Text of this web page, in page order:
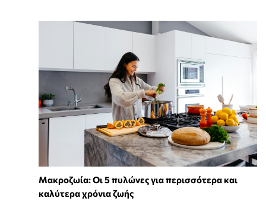
Mακροζωία: Οι 5 πυλώνες για περισσότερα και
καλύτερα χρόνια ζωής